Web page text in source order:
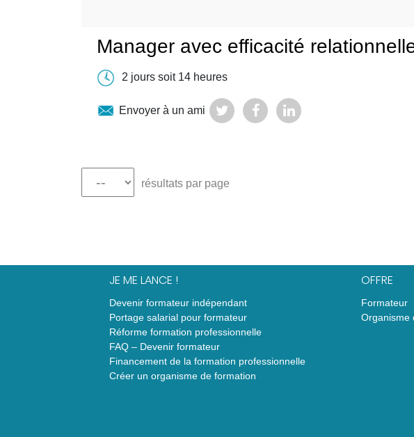
Manager avec efficacité
2 jours soit 14 heures
Envoyer à un ami
résultats par page
JE ME LANCE !
Devenir formateur indépendant
Portage salarial pour formateur
Réforme formation professionnelle
FAQ – Devenir formateur
Financement de la formation professionnelle
Créer un organisme de formation
OFFRE
Formateur
Organisme